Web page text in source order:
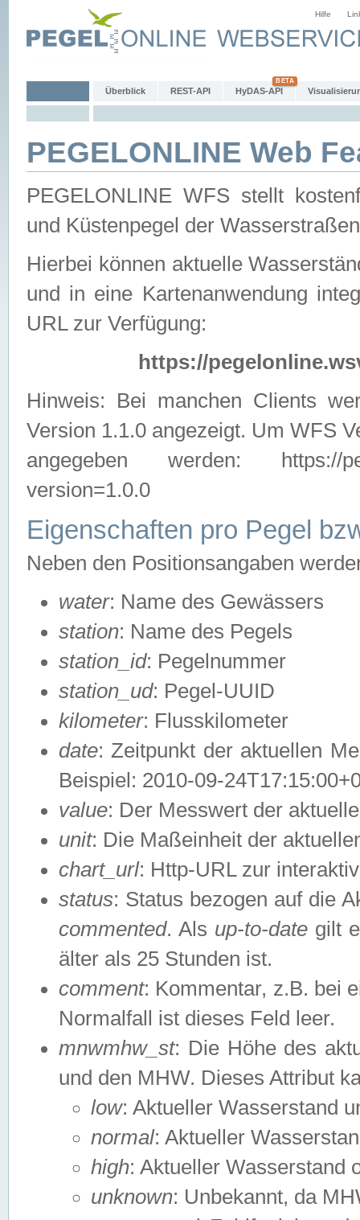
Hilfe
Überblick REST-API HyDAS-API
PEGELONLINE Web
PEGELONLINE WFS stellt
und Küstenpegel der
Hierbei können aktuelle
und in eine Kartenanwendung
URL zur Verfügung:
https://
Hinweis: Bei manchen Clients
Version 1.1.0 angezeigt. Um WFS
angegeben werden: https://
version=1.0.0
Eigenschaften pro Pegel
Neben den Positionsangaben
water: Name des Gewässers
station: Name des Pegels
station_id: Pegelnummer
station_ud: Pegel-UUID
kilometer: Flusskilometer
date: Zeitpunkt der aktuellen
Beispiel: 2010-09-
value: Der Messwert der
unit: Die Maßeinheit der
chart_url: Http-URL zur
status: Status bezogen auf die
commented. Als up-to-date gilt
älter als 25 Stunden ist.
comment: Kommentar, z.B. bei
Normalfall ist dieses Feld leer.
mnwmhw_st: Die Höhe des
und den MHW. Dieses Attribut
low: Aktueller Wasserstand
normal: Aktueller
high: Aktueller Wasserstand
unknown: Unbekannt, da